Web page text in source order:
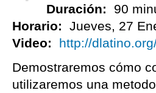
¡Vota positivo!Duración:
90
Horario:
Jueves, 27
Video:
http://
Demostraremos cómo
utilizaremos una